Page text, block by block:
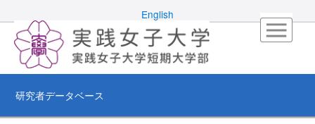
English
研究者データベース